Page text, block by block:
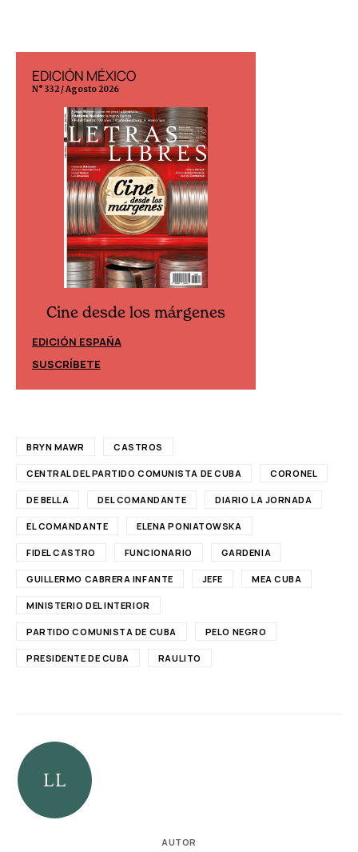
EDICIÓN MÉXICO
N° 332 / Agosto 2026
Cine desde los márgenes
EDICIÓN ESPAÑA
SUSCRÍBETE
BRYN MAWR CASTROS
CENTRAL DEL PARTIDO COMUNISTA DE CUBA CORONEL
DE BELLA DEL COMANDANTE DIARIO LA JORNADA
EL COMANDANTE ELENA PONIATOWSKA
FIDEL CASTRO FUNCIONARIO GARDENIA
GUILLERMO CABRERA INFANTE JEFE MEA CUBA
MINISTERIO DEL INTERIOR
PARTIDO COMUNISTA DE CUBA PELO NEGRO
PRESIDENTE DE CUBA RAULITO
AUTOR